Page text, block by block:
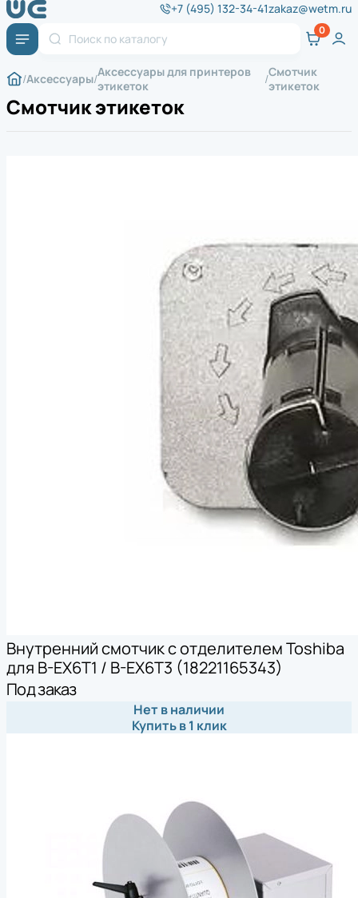
+7 (495) 132-34-41zakaz@wetm.ru
Аксессуары Аксессуары для принтеров
этикеток
Смотчик
этикеток
Смотчик этикеток
Внутренний смотчик с отделителем Toshiba
для B-EX6T1 / B-EX6T3 (18221165343)
Под заказ
Нет в наличии
Купить в 1 клик